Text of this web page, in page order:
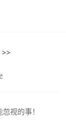
>>
视的事！